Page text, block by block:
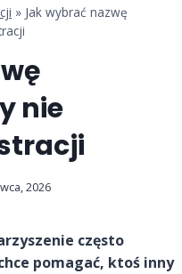
» Jak wybrać nazwę
nie
2026
często
pomagać, ktoś inny